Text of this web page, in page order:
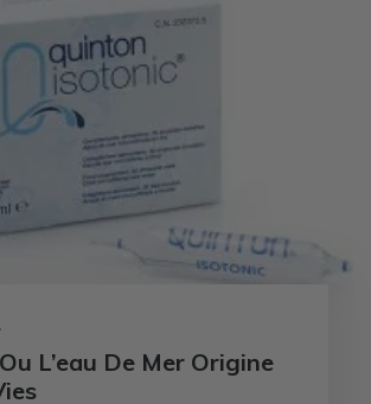
L’eau De Mer Origine